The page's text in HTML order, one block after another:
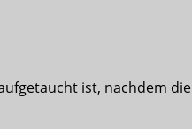
ist, nachdem